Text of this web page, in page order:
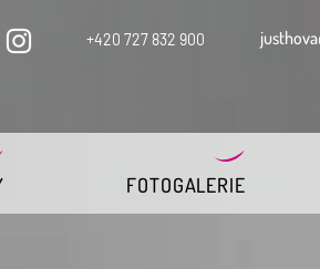
+420 727 832 900
FOTOGALERIE